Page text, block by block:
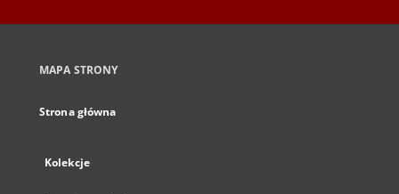
MAPA STRONY
Strona główna
Kolekcje